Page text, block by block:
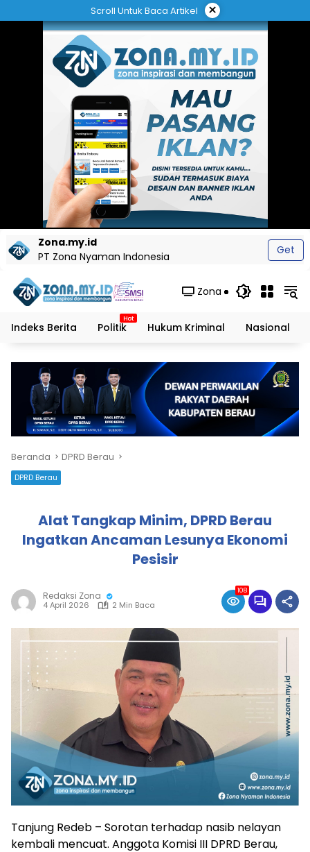
ke
Scroll Untuk Baca Artikel ×
Zona.my.id
PT Zona Nyaman Indonesia
Get
Zona
Indeks Berita Politik Hukum Kriminal Nasional
Beranda DPRD Berau
DPRD Berau
Alat Tangkap Minim, DPRD Berau
Ingatkan Ancaman Lesunya Ekonomi
Pesisir
Redaksi Zona
4 April 2026 2 Min Baca
108
Tanjung Redeb – Sorotan terhadap nasib nelayan
kembali mencuat. Anggota Komisi III DPRD Berau,